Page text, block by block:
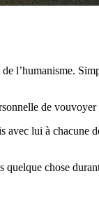
l’humanisme.
de vouvoyer
avec lui à chacune
chose